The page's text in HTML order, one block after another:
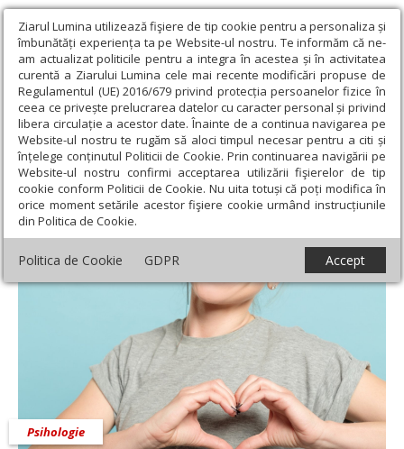
Ziarul Lumina utilizează fişiere de tip cookie pentru a personaliza și
îmbunătăți experiența ta pe Website-ul nostru. Te informăm că ne-
am actualizat politicile pentru a integra în acestea și în activitatea
curentă a Ziarului Lumina cele mai recente modificări propuse de
Regulamentul (UE) 2016/679 privind protecția persoanelor fizice în
ceea ce privește prelucrarea datelor cu caracter personal și privind
libera circulație a acestor date. Înainte de a continua navigarea pe
Website-ul nostru te rugăm să aloci timpul necesar pentru a citi și
înțelege conținutul Politicii de Cookie. Prin continuarea navigării pe
Website-ul nostru confirmi acceptarea utilizării fişierelor de tip
cookie conform Politicii de Cookie. Nu uita totuși că poți modifica în
orice moment setările acestor fişiere cookie urmând instrucțiunile
din Politica de Cookie.
Politica de Cookie GDPR Accept
Ziarul Lumina › Societate › Psihologie › Autocompasiunea:
dialogul sănătos cu propriul sine
Autocompasiunea: dialogul sănătos cu
propriul sine
Psihologie